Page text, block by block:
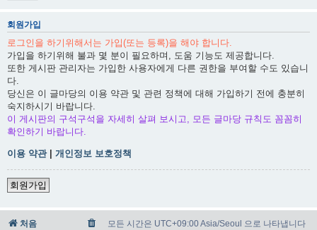
회원가입
로그인을 하기위해서는 가입(또는 등록)을 해야 합니다.
가입을 하기위해 불과 몇 분이 필요하며, 도움 기능도 제공합니다.
또한 게시판 관리자는 가입한 사용자에게 다른 권한을 부여할 수도 있습니
다.
당신은 이 글마당의 이용 약관 및 관련 정책에 대해 가입하기 전에 충분히
숙지하시기 바랍니다.
이 게시판의 구석구석을 자세히 살펴 보시고, 모든 글마당 규칙도 꼼꼼히
확인하기 바랍니다.
이용 약관| 개인정보 보호정책
회원가입
처음 모든 시간은 UTC+09:00 Asia/Seoul 으로 나타냅니다